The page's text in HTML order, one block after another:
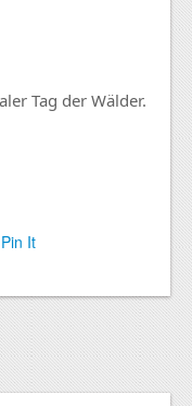
Tag der Wälder.
Pin It